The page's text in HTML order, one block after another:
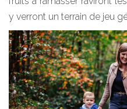
y verront un terrain de jeu